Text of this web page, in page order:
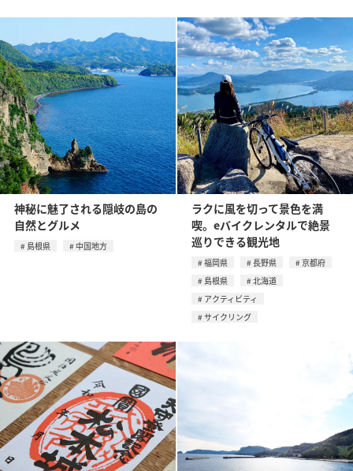
神秘に魅了される隠岐の島の
自然とグルメ
島根県 中国地方
ラクに風を切って景色を満
喫。eバイクレンタルで絶景
巡りできる観光地
福岡県 長野県
京都府
島根県
北海道
アクティビティ
サイクリング